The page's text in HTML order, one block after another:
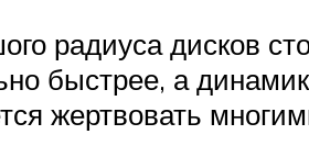
радиуса дисков
быстрее, а
жертвовать